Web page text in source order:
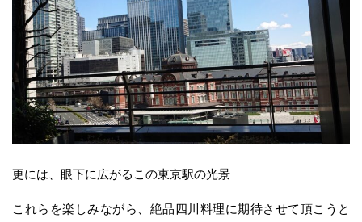
更には、眼下に広がるこの東京駅の光景
これらを楽しみながら、絶品四川料理に期待させて頂こうと